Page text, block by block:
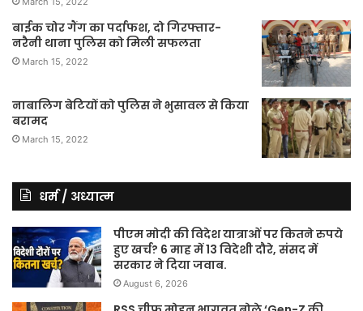
बाईक चोर गैंग का पर्दाफश, दो गिरफ्तार-
नरैनी थाना पुलिस को मिली सफलता
March 15, 2022
नाबालिग बेटियों को पुलिस ने भुसावल से किया
बरामद
March 15, 2022
धर्म / अध्यात्म
पीएम मोदी की विदेश यात्राओं पर कितने रुपये
हुए खर्च? 6 माह में 13 विदेशी दौरे, संसद में
सरकार ने दिया जवाब.
August 6, 2026